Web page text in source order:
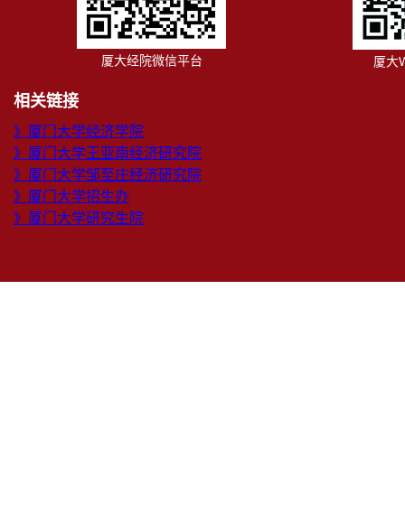
厦大经院微信平台 厦大
相关链接
》厦门大学经济学院
》厦门大学王亚南经济研究院
》厦门大学邹至庄经济研究院
》厦门大学招生办
》厦门大学研究生院